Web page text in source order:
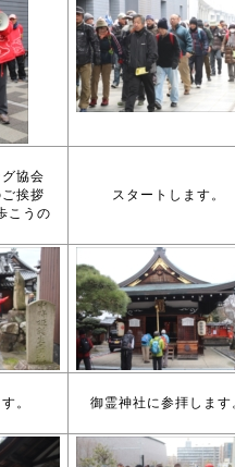
協会
挨拶
こうの
スタートします。
。 御霊神社に参拝します